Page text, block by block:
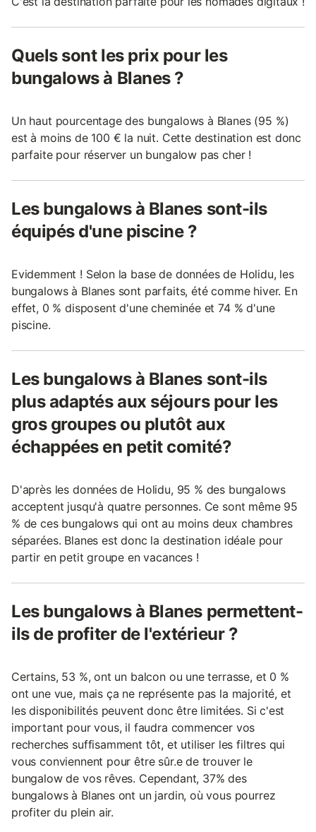
Quels sont les prix pour les
bungalows à Blanes ?
Un haut pourcentage des bungalows à Blanes (95 %)
est à moins de 100 € la nuit. Cette destination est donc
parfaite pour réserver un bungalow pas cher !
Les bungalows à Blanes sont-ils
équipés d'une piscine ?
Evidemment ! Selon la base de données de Holidu, les
bungalows à Blanes sont parfaits, été comme hiver. En
effet, 0 % disposent d'une cheminée et 74 % d'une
piscine.
Les bungalows à Blanes sont-ils
plus adaptés aux séjours pour les
gros groupes ou plutôt aux
échappées en petit comité?
D'après les données de Holidu, 95 % des bungalows
acceptent jusqu'à quatre personnes. Ce sont même 95
% de ces bungalows qui ont au moins deux chambres
séparées. Blanes est donc la destination idéale pour
partir en petit groupe en vacances !
Les bungalows à Blanes permettent-
ils de profiter de l'extérieur ?
Certains, 53 %, ont un balcon ou une terrasse, et 0 %
ont une vue, mais ça ne représente pas la majorité, et
les disponibilités peuvent donc être limitées. Si c'est
important pour vous, il faudra commencer vos
recherches suffisamment tôt, et utiliser les filtres qui
vous conviennent pour être sûr.e de trouver le
bungalow de vos rêves. Cependant, 37% des
bungalows à Blanes ont un jardin, où vous pourrez
profiter du plein air.